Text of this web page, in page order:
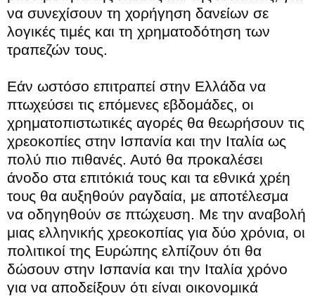
να συνεχίσουν τη χορήγηση δανείων σε
λογικές τιμές και τη χρηματοδότηση των
τραπεζών τους.
Εάν ωστόσο επιτραπεί στην Ελλάδα να
πτωχεύσει τις επόμενες εβδομάδες, οι
χρηματοπιστωτικές αγορές θα θεωρήσουν τις
χρεοκοπίες στην Ισπανία και την Ιταλία ως
πολύ πιο πιθανές. Αυτό θα προκαλέσει
άνοδο στα επιτόκιά τους και τα εθνικά χρέη
τους θα αυξηθούν ραγδαία, με αποτέλεσμα
να οδηγηθούν σε πτώχευση. Με την αναβολή
μιας ελληνικής χρεοκοπίας για δύο χρόνια, οι
πολιτικοί της Ευρώπης ελπίζουν ότι θα
δώσουν στην Ισπανία και την Ιταλία χρόνο
για να αποδείξουν ότι είναι οικονομικά